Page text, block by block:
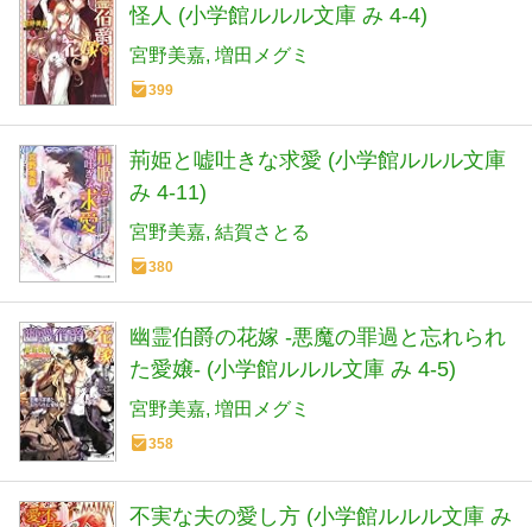
怪人 (小学館ルルル文庫 み 4-4)
宮野美嘉 増田メグミ
399
荊姫と嘘吐きな求愛 (小学館ルルル文庫
み 4-11)
宮野美嘉 結賀さとる
380
幽霊伯爵の花嫁 -悪魔の罪過と忘れられ
た愛嬢- (小学館ルルル文庫 み 4-5)
宮野美嘉 増田メグミ
358
不実な夫の愛し方 (小学館ルルル文庫 み